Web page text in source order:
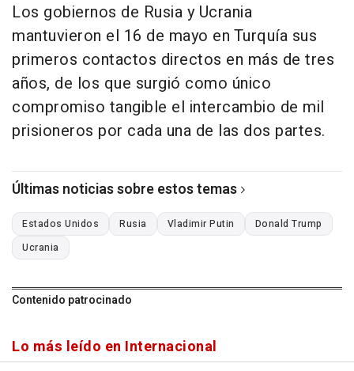
Los gobiernos de Rusia y Ucrania
mantuvieron el 16 de mayo en Turquía sus
primeros contactos directos en más de tres
años, de los que surgió como único
compromiso tangible el intercambio de mil
prisioneros por cada una de las dos partes.
Últimas noticias sobre estos temas
Estados Unidos Rusia Vladimir Putin
Donald Trump
Ucrania
Contenido patrocinado
Lo más leído en Internacional